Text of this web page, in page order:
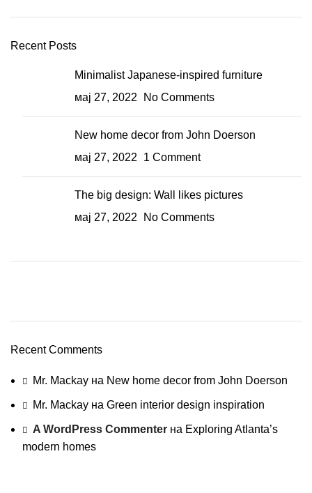
Recent Posts
Minimalist Japanese-inspired furniture
мај 27, 2022
No Comments
New home decor from John Doerson
мај 27, 2022
1 Comment
The big design: Wall likes pictures
мај 27, 2022
No Comments
Recent Comments
Mr. Mackay на New home decor from John Doerson
Mr. Mackay на Green interior design inspiration
A WordPress Commenter на Exploring Atlanta’s
modern homes